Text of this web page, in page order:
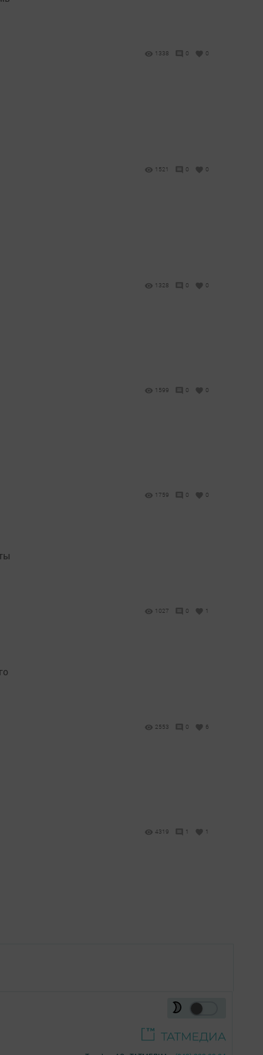
1338 0 0
1521 0 0
1328 0 0
1599 0 0
1759 0 0
1027 0 1
2553 0 6
4319 1 1